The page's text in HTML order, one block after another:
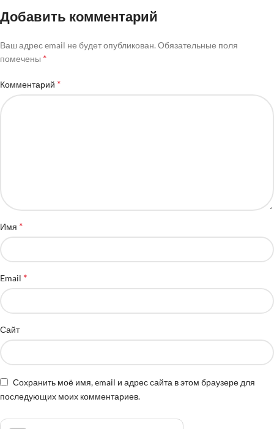
Добавить комментарий
Ваш адрес email не будет опубликован. Обязательные поля
помечены *
Комментарий *
Имя *
Email *
Сайт
Сохранить моё имя, email и адрес сайта в этом браузере для
последующих моих комментариев.